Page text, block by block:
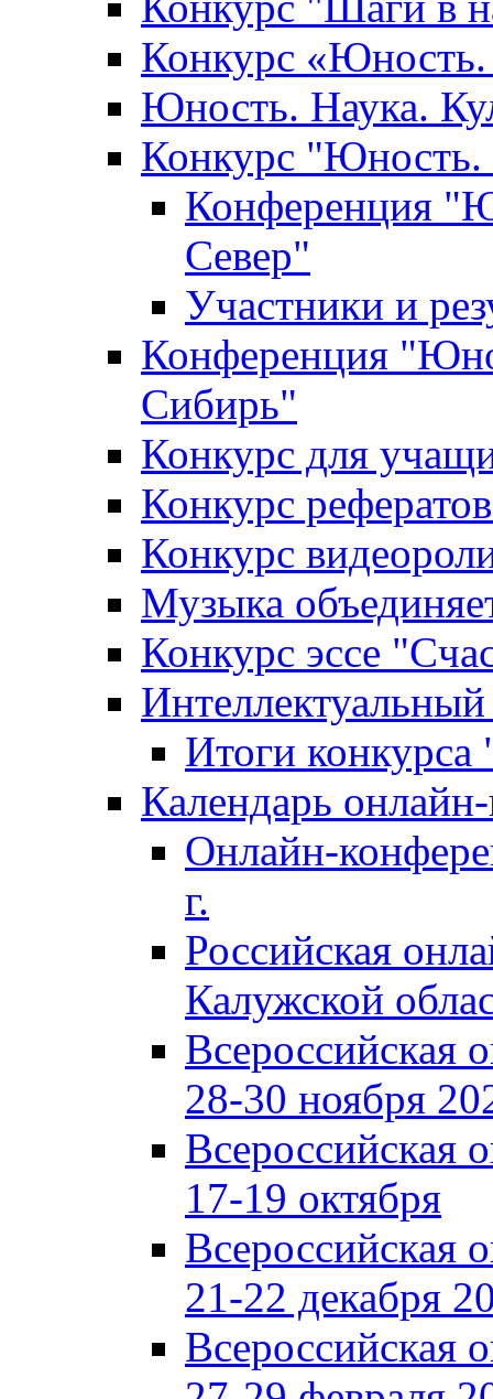
Конкурс «Юность.
Юность. Наука.
Конкурс "Юность.
Конференция
Север"
Участники и
Конференция
Сибирь"
Конкурс для
Конкурс
Конкурс
Музыка
Конкурс эссе
Итоги
Календарь
Онлайн-
г.
Российская
Калужской
Всероссийская
28-30 ноября
Всероссийская
17-19 октября
Всероссийская
21-22 декабря
Всероссийская